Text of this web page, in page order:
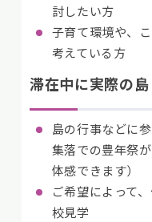
討したい方
子育て環境や、
考えている方
滞在中に実際の島
島の行事などに
集落での豊年祭
体感できます）
ご希望によって
校見学